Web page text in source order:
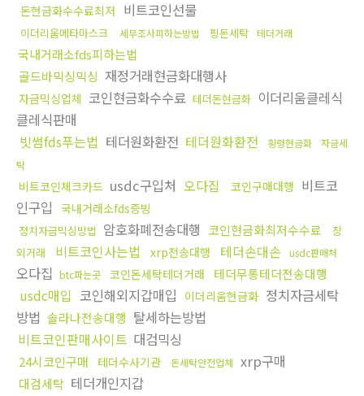
돈현금화수수료최저 비트코인선물
이더리움메타마스크 세무조사피하는방법 핑돈세탁 테더거래
국내거래소fds피하는법
골드바믹싱믹싱 재정거래현금화대행사
자금믹싱업체 코인현금화수수료 테더돈현금화 이더리움클레식
클레식판매
빗썸fds푸는법 테더원화환전 테더원화환전 횡령현금화
자금세
탁
비트코인체크카드 usdc구입처 오다집 코인구매대행 비트코
인구입 국내거래소fds증빙
정치자금믹싱방법 암호화폐전송대행 코인현금화최저수수료
장
외거래
비트코인사는법 xrp전송대행 테더손대손 usdc판매처
오다집 btc파는곳 코인돈세탁테더거래 테더무통테더전송대행
usdc매입 코인해외지갑매입 이더리움현금화 정치자금세탁
방법 솔라나전송대행 탈세하는방법
비트코인판매사이트 대검믹싱
24시코인구매 테더수사기관 돈세탁안전업체 xrp구매
대검세탁 테더개인지갑